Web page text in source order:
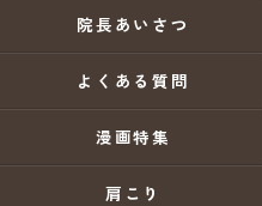
院長あいさつ
よくある質問
漫画特集
肩こり